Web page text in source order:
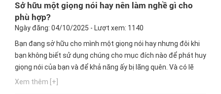
Sở hữu một giọng nói hay nên làm nghề gì cho
phù hợp?
Ngày đăng: 04/10/2025 - Lượt xem: 1140
Bạn đang sở hữu cho mình một giọng nói hay nhưng đôi khi
bạn không biết sử dụng chúng cho mục đích nào để phát huy
giọng nói của bạn và để khả năng ấy bị lãng quên. Và có lẽ
bạn đang thắc mắc với một giọng nói hay nên làm ngành
Xem thêm [+]